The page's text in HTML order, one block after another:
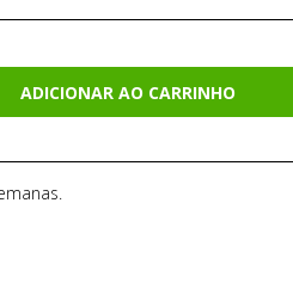
ADICIONAR AO CARRINHO